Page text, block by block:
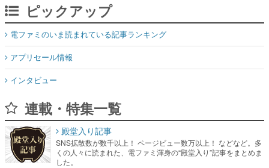
ピックアップ
電ファミのいま読まれている記事ランキング
アプリセール情報
インタビュー
連載・特集一覧
殿堂入り記事
SNS拡散数が数千以上！ ページビュー数万以上！ などなど。多
くの人々に読まれた、電ファミ渾身の“殿堂入り”記事をまとめま
した。